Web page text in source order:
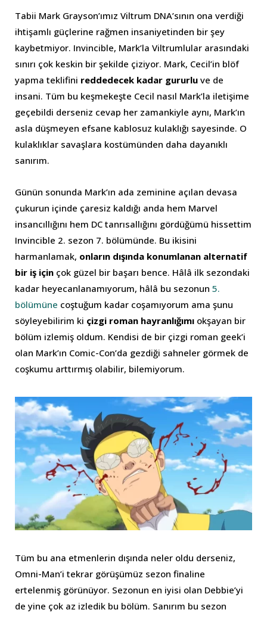
Tabii Mark Grayson’ımız Viltrum DNA’sının ona verdiği
ihtişamlı güçlerine rağmen insaniyetinden bir şey
kaybetmiyor. Invincible, Mark’la Viltrumlular arasındaki
sınırı çok keskin bir şekilde çiziyor. Mark, Cecil’in blöf
yapma teklifini reddedecek kadar gururlu ve de
insani. Tüm bu keşmekeşte Cecil nasıl Mark’la iletişime
geçebildi derseniz cevap her zamankiyle aynı, Mark’ın
asla düşmeyen efsane kablosuz kulaklığı sayesinde. O
kulaklıklar savaşlara kostümünden daha dayanıklı
sanırım.
Günün sonunda Mark’ın ada zeminine açılan devasa
çukurun içinde çaresiz kaldığı anda hem Marvel
insancıllığını hem DC tanrısallığını gördüğümü hissettim
Invincible 2. sezon 7. bölümünde. Bu ikisini
harmanlamak, onların dışında konumlanan alternatif
bir iş için çok güzel bir başarı bence. Hâlâ ilk sezondaki
kadar heyecanlanamıyorum, hâlâ bu sezonun 5.
bölümüne coştuğum kadar coşamıyorum ama şunu
söyleyebilirim ki çizgi roman hayranlığımı okşayan bir
bölüm izlemiş oldum. Kendisi de bir çizgi roman geek’i
olan Mark’ın Comic-Con’da gezdiği sahneler görmek de
coşkumu arttırmış olabilir, bilemiyorum.
Tüm bu ana etmenlerin dışında neler oldu derseniz,
Omni-Man’i tekrar görüşümüz sezon finaline
ertelenmiş görünüyor. Sezonun en iyisi olan Debbie’yi
de yine çok az izledik bu bölüm. Sanırım bu sezon